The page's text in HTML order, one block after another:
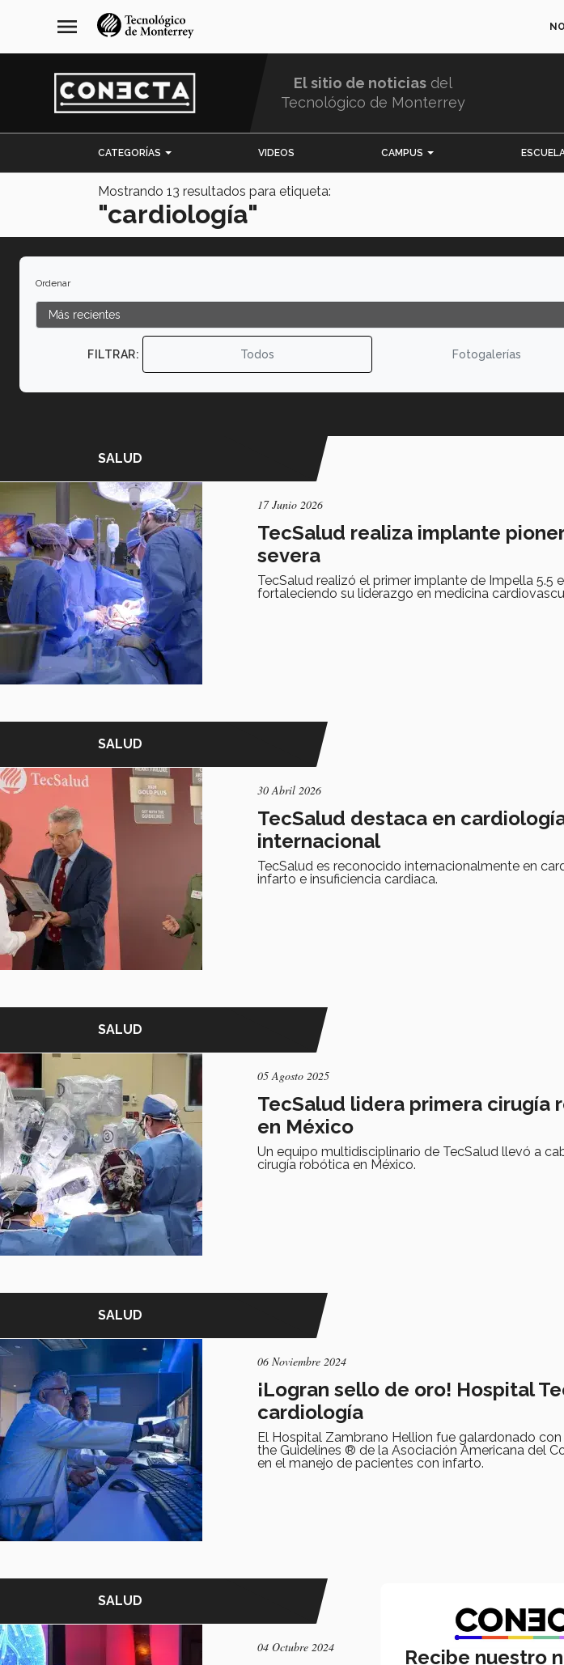
navegación
principal
menu
El sitio de noticias del
Tecnológico de Monterrey
CATEGORÍAS VIDEOS CAMPUS
Mostrando 13 resultados para etiqueta:
"cardiología"
Ordenar
FILTRAR: Todos Fotogalerías
SALUD
17 Junio 2026
TecSalud realiza implante
severa
TecSalud realizó el primer implante de Impella 5.5
fortaleciendo su liderazgo en medicina
SALUD
30 Abril 2026
TecSalud destaca en
internacional
TecSalud es reconocido internacionalmente en
infarto e insuficiencia cardiaca.
SALUD
05 Agosto 2025
TecSalud lidera primera cirugía
en México
Un equipo multidisciplinario de TecSalud llevó a
cirugía robótica en México.
SALUD
06 Noviembre 2024
¡Logran sello de oro! Hospital
cardiología
El Hospital Zambrano Hellion fue galardonado
the Guidelines ® de la Asociación Americana del
en el manejo de pacientes con infarto.
SALUD
04 Octubre 2024
Recibe nuestro